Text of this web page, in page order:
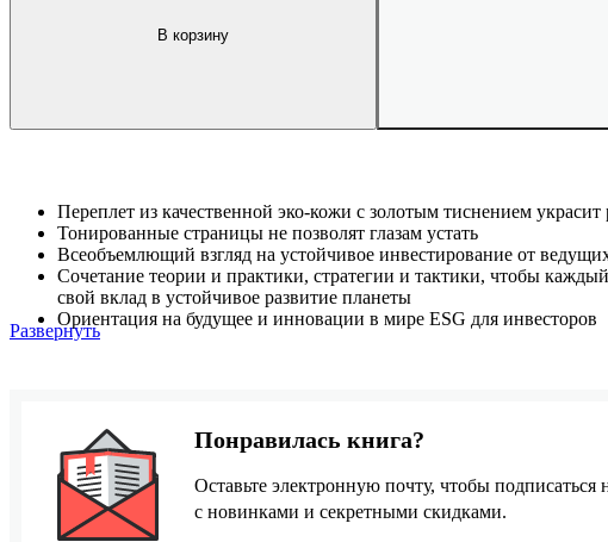
В корзину
Переплет из качественной эко-кожи с золотым тиснением
Тонированные страницы не позволят глазам устать
Всеобъемлющий взгляд на устойчивое инвестирование от
Сочетание теории и практики, стратегии и тактики, чтобы
свой вклад в устойчивое развитие планеты
Ориентация на будущее и инновации в мире ESG для инвесторов
Развернуть
Понравилась книга?
Оставьте электронную почту, чтобы подписаться
с новинками и секретными скидками.